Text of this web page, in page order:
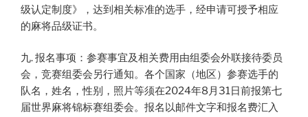
级认定制度》，达到相关标准的选手，经申请可授予相应
的麻将品级证书。
九. 报名事项：参赛事宜及相关费用由组委会外联接待委员
会，竞赛组委会另行通知。各个国家（地区）参赛选手的
队名，姓名，性别，照片等须在2024年8月31日前报第七
届世界麻将锦标赛组委会。报名以邮件文字和报名费汇入